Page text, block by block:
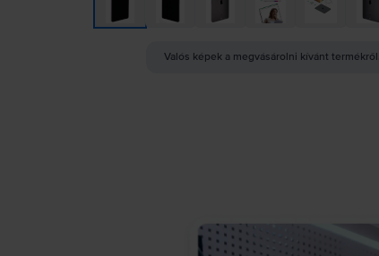
Valós képek a megvásárolni kívánt termékről.